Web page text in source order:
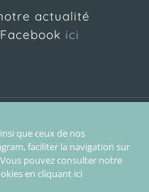
que ceux de nos
faciliter la navigation sur
pouvez consulter notre
en cliquant ici
actualité
ici
Surf Training